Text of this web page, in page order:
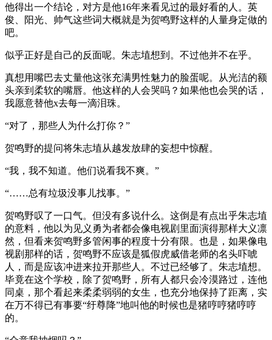
他得出一个结论，对方是他16年来看见过的最好看的人。英
俊、阳光、帅气这些词大概就是为贺鸣野这样的人量身定做的
吧。
似乎正好是自己的反面呢。朱志埴想到。不过他并不在乎。
真想用嘴巴去丈量他这张充满男性魅力的脸蛋呢。从光洁的额
头亲到柔软的嘴唇。他这样的人会哭吗？如果他也会哭的话，
我愿意替他x去每一滴泪珠。
“对了，那些人为什么打你？”
贺鸣野的提问将朱志埴从越发放肆的妄想中惊醒。
“我，我不知道。他们说看我不爽。”
“……总有垃圾没事儿找事。”
贺鸣野叹了一口气。但没有多说什么。这倒是有点出乎朱志埴
的意料，他以为见义勇为者都会像电视剧里面演得那样大义凛
然，但看来贺鸣野多管闲事的程度十分有限。也是，如果像电
视剧那样的话，贺鸣野不应该是狐假虎威借老师的名头吓唬
人，而是应该冲进来拉开那些人。不过已经够了。朱志埴想。
毕竟在这个学校，除了贺鸣野，所有人都只会冷漠路过，连他
同桌，那个看起来柔柔弱弱的女生，也充分地保持了距离，实
在万不得已有事要“纡尊降”地叫他的时候也是猪哼哼猪哼哼
的。